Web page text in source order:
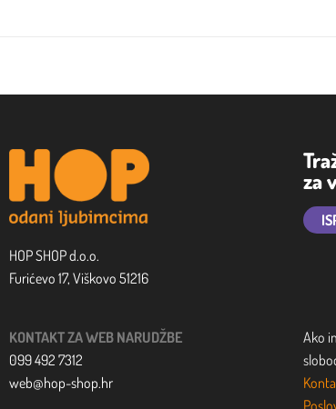
HOP SHOP d.o.o.
Furićevo 17, Viškovo 51216
za
KONTAKT ZA WEB NARUDŽBE
099 492 7312
web@hop-shop.hr
Ako